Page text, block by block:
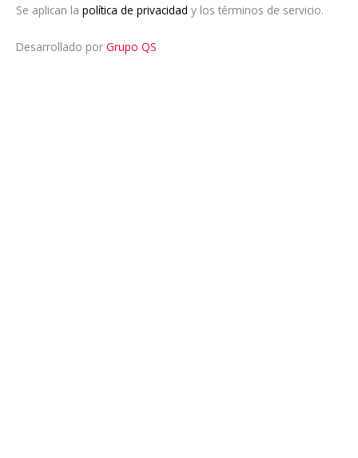
Se aplican la política de privacidad y los términos de servicio.
Desarrollado por Grupo QS